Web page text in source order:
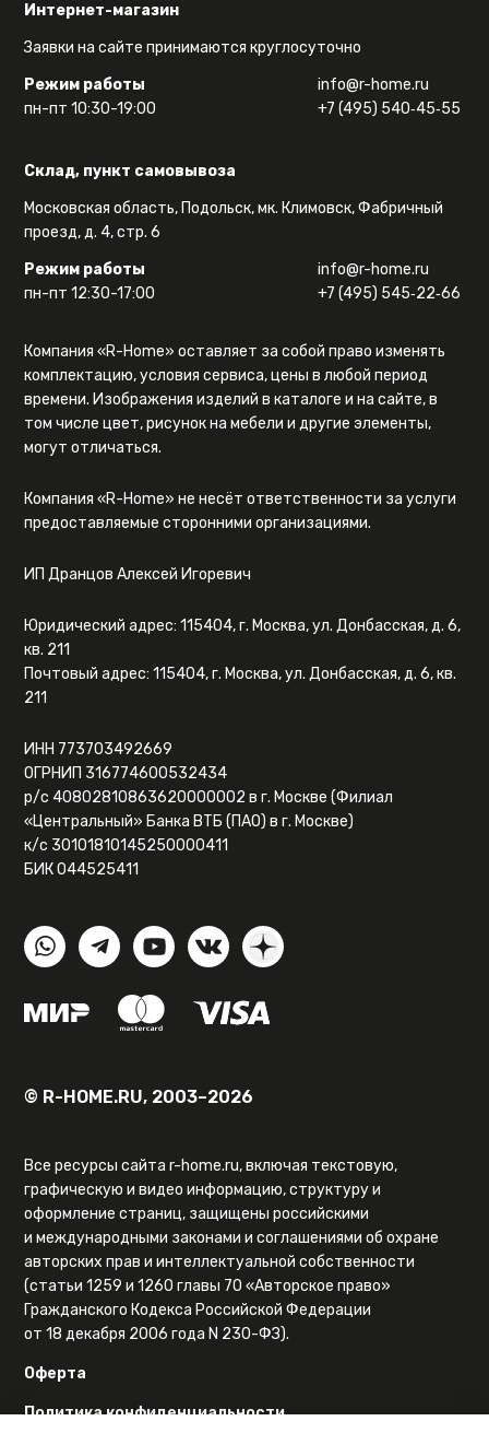
Интернет-магазин
Заявки на сайте принимаются круглосуточно
Режим работы
пн-пт 10:30-19:00
info@r-home.ru
+7 (495) 540‑45‑55
Склад, пункт самовывоза
Московская область, Подольск, мк. Климовск, Фабричный
проезд, д. 4, стр. 6
Режим работы
пн-пт 12:30-17:00
info@r-home.ru
+7 (495) 545‑22‑66
Компания «R-Home» оставляет за собой право изменять
комплектацию, условия сервиса, цены в любой период
времени. Изображения изделий в каталоге и на сайте, в
том числе цвет, рисунок на мебели и другие элементы,
могут отличаться.
Компания «R-Home» не несёт ответственности за услуги
предоставляемые сторонними организациями.
ИП Дранцов Алексей Игоревич
Юридический адрес: 115404, г. Москва, ул. Донбасская, д. 6,
кв. 211
Почтовый адрес: 115404, г. Москва, ул. Донбасская, д. 6, кв.
211
ИНН 773703492669
ОГРНИП 316774600532434
р/с 40802810863620000002 в г. Москве (Филиал
«Центральный» Банка ВТБ (ПАО) в г. Москве)
к/с 30101810145250000411
БИК 044525411
© R-HOME.RU, 2003–2026
Все ресурсы сайта r-home.ru, включая текстовую,
графическую и видео информацию, структуру и
оформление страниц, защищены российскими
и международными законами и соглашениями об охране
авторских прав и интеллектуальной собственности
(статьи 1259 и 1260 главы 70 «Авторское право»
Гражданского Кодекса Российской Федерации
от 18 декабря 2006 года N 230-ФЗ).
Оферта
Политика конфиденциальности